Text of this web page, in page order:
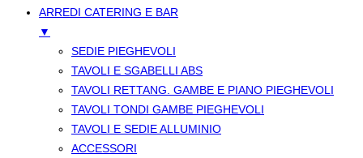
ARREDI CATERING E BAR
▼
SEDIE PIEGHEVOLI
TAVOLI E SGABELLI ABS
TAVOLI RETTANG. GAMBE E PIANO PIEGHEVOLI
TAVOLI TONDI GAMBE PIEGHEVOLI
TAVOLI E SEDIE ALLUMINIO
ACCESSORI